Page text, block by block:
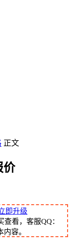
正文
价
即升级
看，客服QQ：
容。